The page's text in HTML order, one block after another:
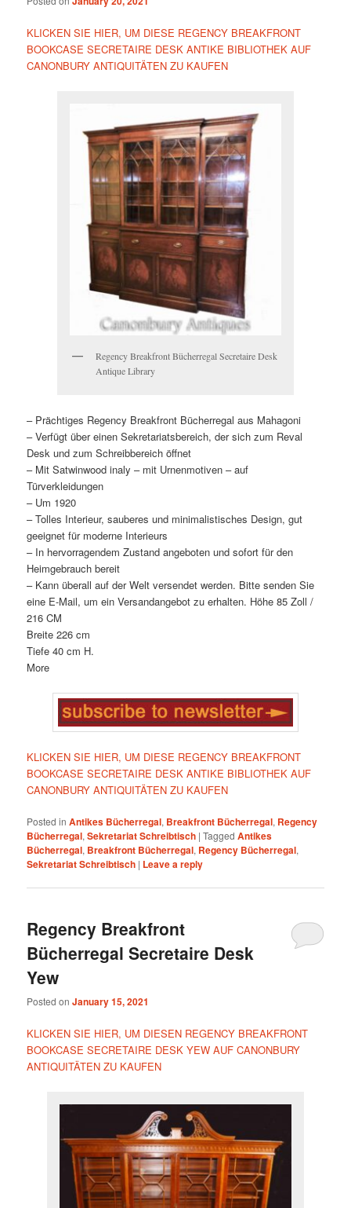
KLICKEN SIE HIER, UM DIESE REGENCY BREAKFRONT
BOOKCASE SECRETAIRE DESK ANTIKE BIBLIOTHEK AUF
CANONBURY ANTIQUITÄTEN ZU KAUFEN
Regency Breakfront Bücherregal Secretaire Desk
Antique Library
– Prächtiges Regency Breakfront Bücherregal aus Mahagoni
– Verfügt über einen Sekretariatsbereich, der sich zum Reval
Desk und zum Schreibbereich öffnet
– Mit Satwinwood inaly – mit Urnenmotiven – auf
Türverkleidungen
– Um 1920
– Tolles Interieur, sauberes und minimalistisches Design, gut
geeignet für moderne Interieurs
– In hervorragendem Zustand angeboten und sofort für den
Heimgebrauch bereit
– Kann überall auf der Welt versendet werden. Bitte senden Sie
eine E-Mail, um ein Versandangebot zu erhalten. Höhe 85 Zoll /
216 CM
Breite 226 cm
Tiefe 40 cm H.
More
KLICKEN SIE HIER, UM DIESE REGENCY BREAKFRONT
BOOKCASE SECRETAIRE DESK ANTIKE BIBLIOTHEK AUF
CANONBURY ANTIQUITÄTEN ZU KAUFEN
Posted in Antikes Bücherregal, Breakfront Bücherregal, Regency
Bücherregal,Sekretariat Schreibtisch |Tagged Antikes
Bücherregal, Breakfront Bücherregal, Regency Bücherregal,
Sekretariat Schreibtisch | Leave a reply
Regency Breakfront
Bücherregal Secretaire Desk
Yew
Posted onJanuary 15, 2021
KLICKEN SIE HIER, UM DIESEN REGENCY BREAKFRONT
BOOKCASE SECRETAIRE DESK YEW AUF CANONBURY
ANTIQUITÄTEN ZU KAUFEN